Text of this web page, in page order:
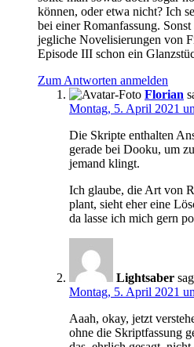
können, oder etwa nicht? Ich
bei einer Romanfassung.
jegliche Novelisierungen von
Episode III schon ein
Zum Antworten anmelden
Florian
Montag, 5. April 2021
Die Skripte enthalten
gerade bei Dooku, um
jemand klingt.
Ich glaube, die Art von
plant, sieht eher eine
da lasse ich mich gern
Lightsaber
Montag, 5. April 2021
Aaah, okay, jetzt
ohne die Skriptfassung